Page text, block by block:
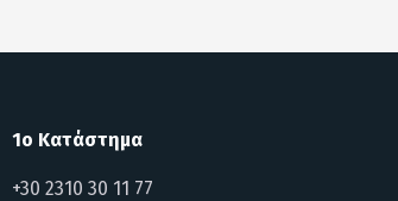
1ο Κατάστημα
+30 2310 30 11 77